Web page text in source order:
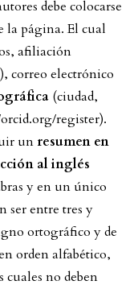
debe colocarse
la página. El cual
afiliación
correo electrónico
(ciudad,
register).
un resumen en
al inglés
y en un único
ser entre tres y
ortográfico y de
orden alfabético,
no deben